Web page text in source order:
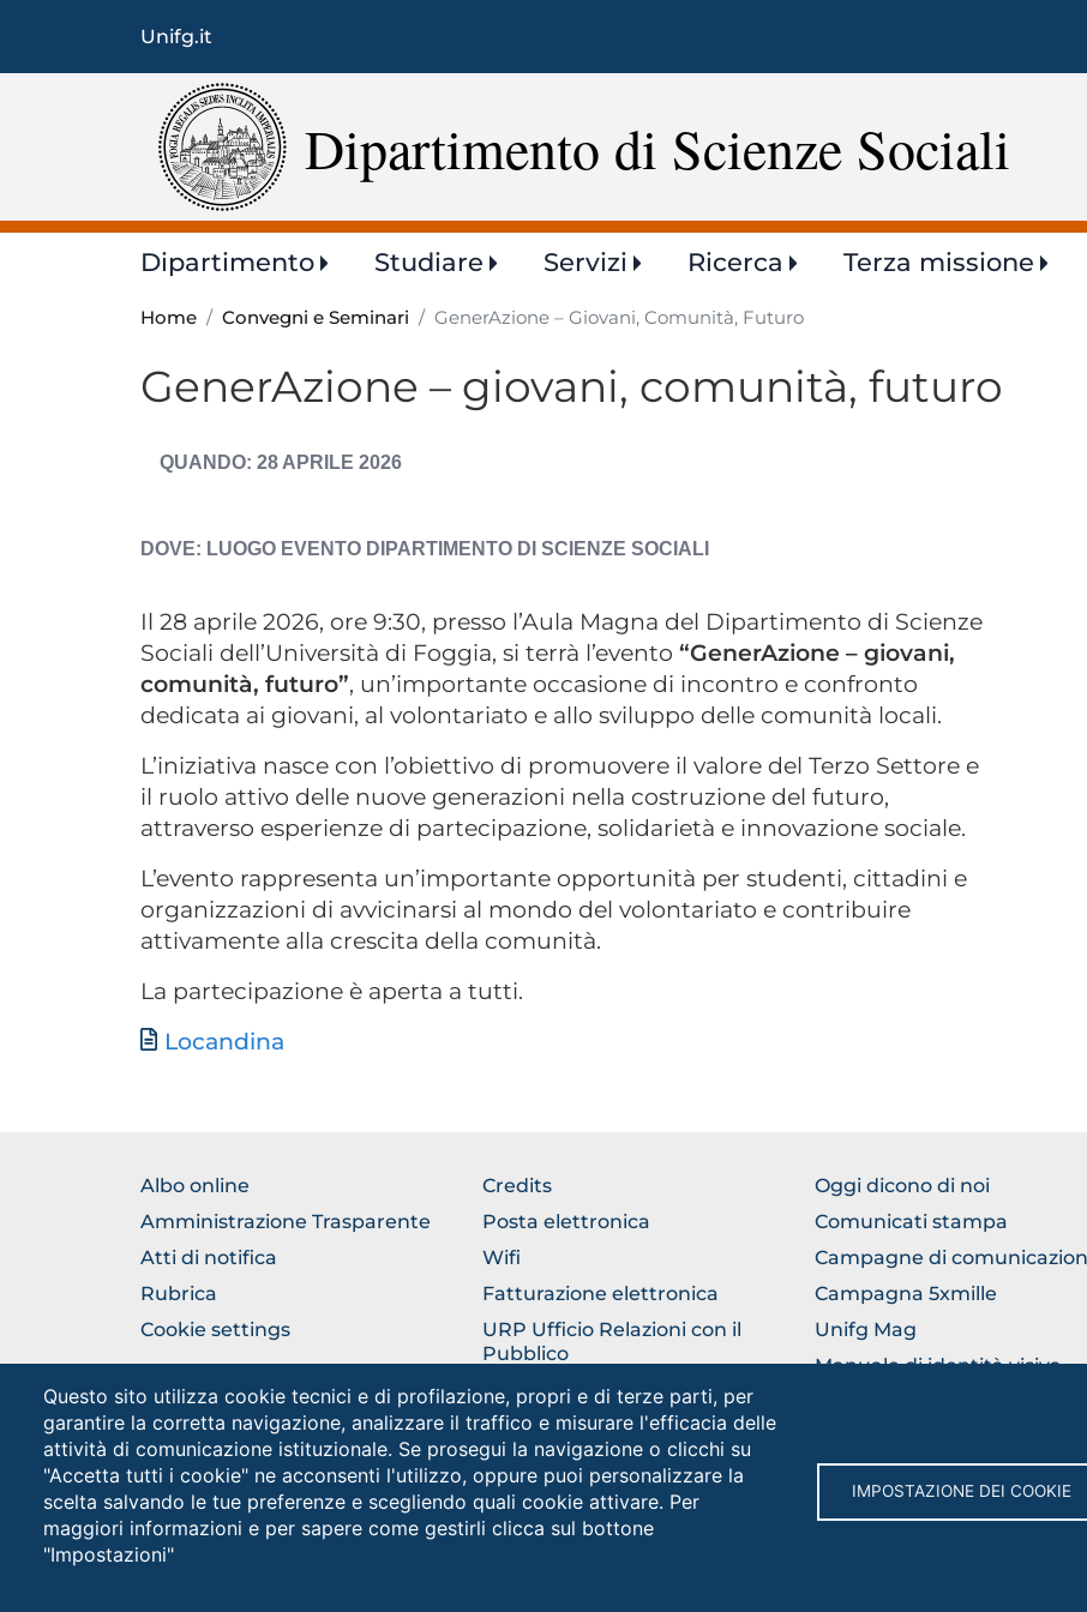
contenuto
Unifg.it
Dipartimento di Scienze Sociali
Main
navigation
Dipartimento Studiare Servizi Ricerca Terza missione
Home Convegni e Seminari GenerAzione – Giovani, Comunità, Futuro
GenerAzione – giovani, comunità, futuro
Questo sito utilizza cookie tecnici e di profilazione, propri e di terze parti, per
garantire la corretta navigazione, analizzare il traffico e misurare l'efficacia delle
attività di comunicazione istituzionale. Se prosegui la navigazione o clicchi su
"Accetta tutti i cookie" ne acconsenti l'utilizzo, oppure puoi personalizzare la
scelta salvando le tue preferenze e scegliendo quali cookie attivare. Per
maggiori informazioni e per sapere come gestirli clicca sul bottone
"Impostazioni"
IMPOSTAZIONE DEI COOKIE
DATA
28 APRILE 2026
LUOGO EVENTO DIPARTIMENTO DI SCIENZE SOCIALI
Il 28 aprile 2026, ore 9:30, presso l’Aula Magna del Dipartimento di Scienze
Sociali dell’Università di Foggia, si terrà l’evento “GenerAzione – giovani,
comunità, futuro”, un’importante occasione di incontro e confronto
dedicata ai giovani, al volontariato e allo sviluppo delle comunità locali.
L’iniziativa nasce con l’obiettivo di promuovere il valore del Terzo Settore e
il ruolo attivo delle nuove generazioni nella costruzione del futuro,
attraverso esperienze di partecipazione, solidarietà e innovazione sociale.
L’evento rappresenta un’importante opportunità per studenti, cittadini e
organizzazioni di avvicinarsi al mondo del volontariato e contribuire
attivamente alla crescita della comunità.
La partecipazione è aperta a tutti.
Documento
Locandina
FOOTER
NORMATIVA
Albo online
Amministrazione Trasparente
Atti di notifica
Rubrica
Cookie settings
Cookies
settings
FOOTER
GENERICO
Credits
Posta elettronica
Wifi
Fatturazione elettronica
URP Ufficio Relazioni con il
Pubblico
FOOTER
COMUNICAZIONE
Oggi dicono di noi
Comunicati stampa
Campagne di
Campagna 5xmille
Unifg Mag
Manuale di identità visiva
Università degli Studi di Foggia • Via A.Gramsci 89/91 • Codice fiscale: